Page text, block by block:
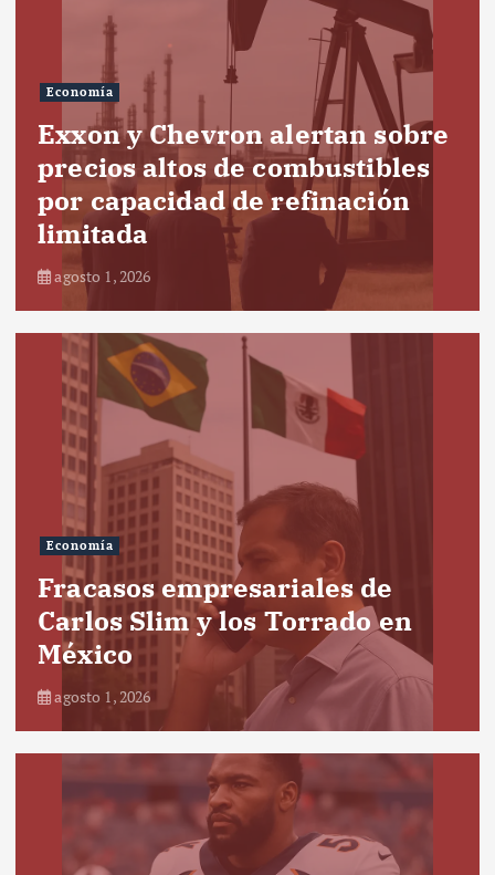
Economía
Exxon y Chevron alertan sobre
precios altos de combustibles
por capacidad de refinación
limitada
agosto 1, 2026
Economía
Fracasos empresariales de
Carlos Slim y los Torrado en
México
agosto 1, 2026